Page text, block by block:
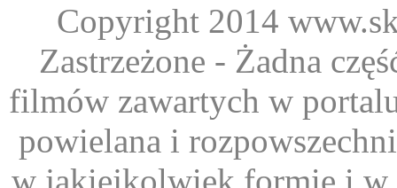
Copyright 2014
Zastrzeżone - Żadna
filmów zawartych w
powielana i